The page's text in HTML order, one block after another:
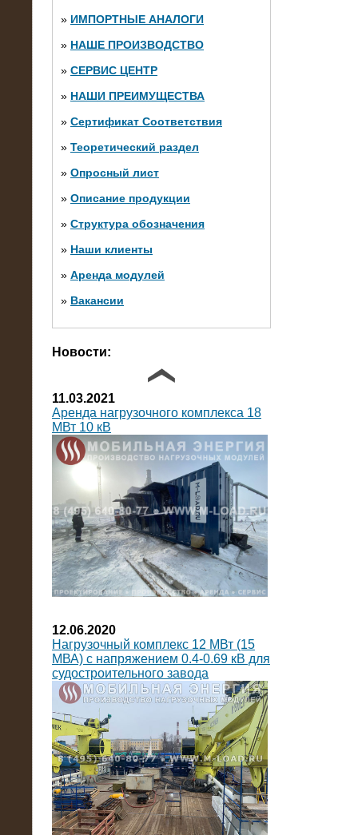
» ИМПОРТНЫЕ АНАЛОГИ
» НАШЕ ПРОИЗВОДСТВО
» СЕРВИС ЦЕНТР
» НАШИ ПРЕИМУЩЕСТВА
» Сертификат Соответствия
» Теоретический раздел
» Опросный лист
» Описание продукции
» Структура обозначения
» Наши клиенты
» Аренда модулей
» Вакансии
Новости:
10.10.2014
Нагрузочный комплекс 20 МВт в 2
яруса (напряжение 6-10 кВ)
11.03.2021
Аренда нагрузочного комплекса 18
МВт 10 кВ
12.06.2020
Нагрузочный комплекс 12 МВт (15
МВА) с напряжением 0.4-0.69 кВ для
судостроительного завода